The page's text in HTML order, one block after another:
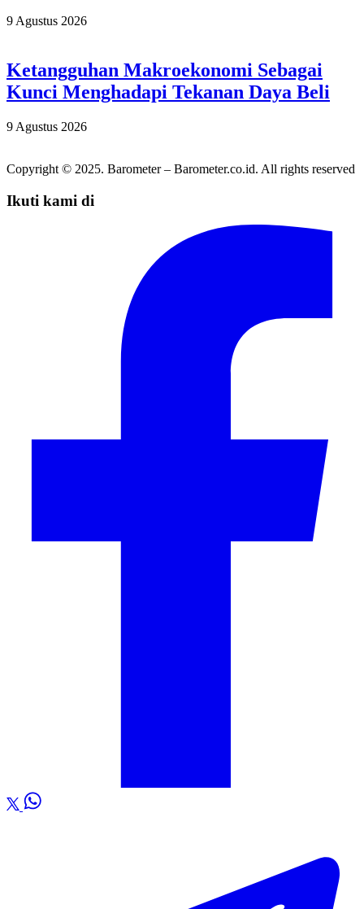
9 Agustus 2026
Ketangguhan Makroekonomi Sebagai
Kunci Menghadapi Tekanan Daya Beli
9 Agustus 2026
Copyright © 2025. Barometer – Barometer.co.id. All rights reserved
Ikuti kami di